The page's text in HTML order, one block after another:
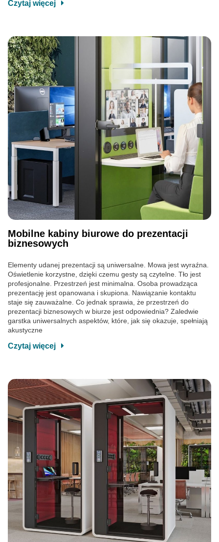
Czytaj więcej
Mobilne kabiny biurowe do prezentacji
biznesowych
Elementy udanej prezentacji są uniwersalne. Mowa jest wyraźna.
Oświetlenie korzystne, dzięki czemu gesty są czytelne. Tło jest
profesjonalne. Przestrzeń jest minimalna. Osoba prowadząca
prezentację jest opanowana i skupiona. Nawiązanie kontaktu
staje się zauważalne. Co jednak sprawia, że przestrzeń do
prezentacji biznesowych w biurze jest odpowiednia? Zaledwie
garstka uniwersalnych aspektów, które, jak się okazuje, spełniają
akustyczne
Czytaj więcej